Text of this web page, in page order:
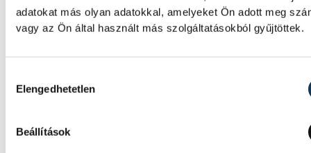
adatokat más olyan adatokkal, amelyeket Ön adott meg
vagy az Ön által használt más szolgáltatásokból gyűjtöttek.
Elengedhetetlen
Beállítások